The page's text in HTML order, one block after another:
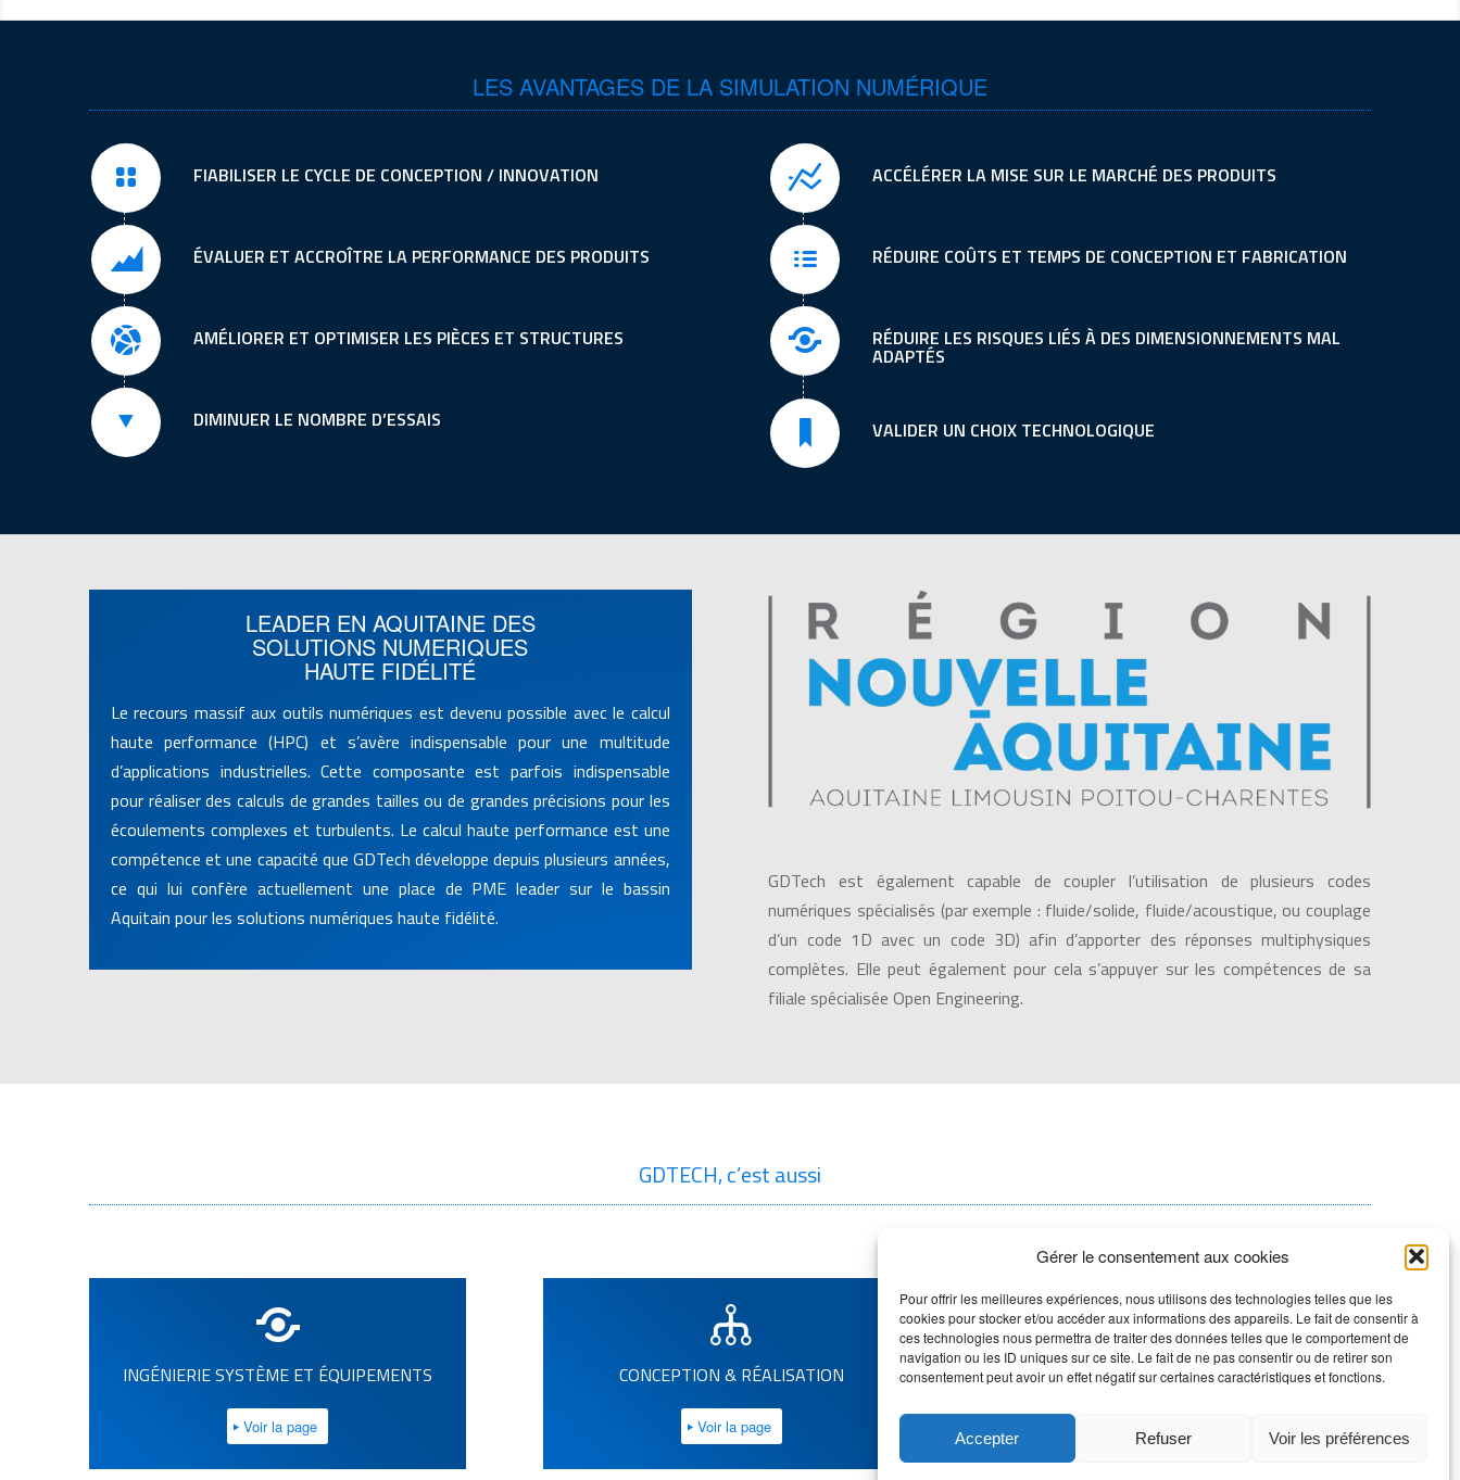
Gérer le consentement aux cookies
Pour offrir les meilleures expériences, nous utilisons des technologies telles que les
cookies pour stocker et/ou accéder aux informations des appareils. Le fait de consentir à
ces technologies nous permettra de traiter des données telles que le comportement de
navigation ou les ID uniques sur ce site. Le fait de ne pas consentir ou de retirer son
consentement peut avoir un effet négatif sur certaines caractéristiques et fonctions.
Accepter Refuser Voir les préférences
LES AVANTAGES DE LA SIMULATION NUMÉRIQUE
FIABILISER LE CYCLE DE CONCEPTION / INNOVATION
ÉVALUER ET ACCROÎTRE LA PERFORMANCE DES PRODUITS
AMÉLIORER ET OPTIMISER LES PIÈCES ET STRUCTURES
DIMINUER LE NOMBRE D’ESSAIS
ACCÉLÉRER LA MISE SUR LE MARCHÉ DES PRODUITS
RÉDUIRE COÛTS ET TEMPS DE CONCEPTION ET FABRICATION
RÉDUIRE LES RISQUES LIÉS À DES DIMENSIONNEMENTS MAL
ADAPTÉS
VALIDER UN CHOIX TECHNOLOGIQUE
LEADER EN AQUITAINE DES
SOLUTIONS NUMERIQUES
HAUTE FIDÉLITÉ
Le recours massif aux outils numériques est devenu possible avec le calcul
haute performance (HPC) et s’avère indispensable pour une multitude
d’applications industrielles. Cette composante est parfois indispensable
pour réaliser des calculs de grandes tailles ou de grandes précisions pour les
écoulements complexes et turbulents. Le calcul haute performance est une
compétence et une capacité que GDTech développe depuis plusieurs années,
ce qui lui confère actuellement une place de PME leader sur le bassin
Aquitain pour les solutions numériques haute fidélité.
GDTech est également capable de coupler l’utilisation de plusieurs codes
numériques spécialisés (par exemple : fluide/solide, fluide/acoustique, ou couplage
d’un code 1D avec un code 3D) afin d’apporter des réponses multiphysiques
complètes. Elle peut également pour cela s’appuyer sur les compétences de sa
filiale spécialisée Open Engineering.
GDTECH, c’est aussi
INGÉNIERIE SYSTÈME ET ÉQUIPEMENTS
Voir la page
CONCEPTION & RÉALISATION
Voir la page
INNOVATION R&D